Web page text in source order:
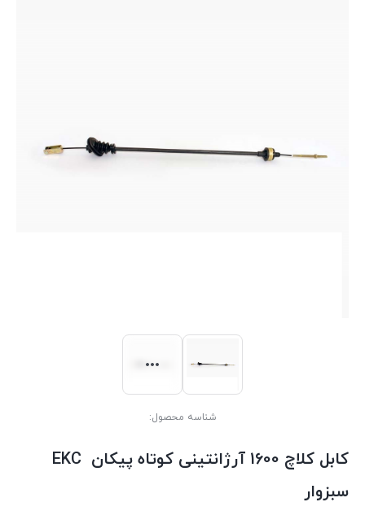
شناسه محصول:
کابل کلاچ 1600 آرژانتینی کوتاه پیکان EKC
سبزوار